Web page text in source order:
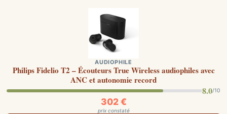
AUDIOPHILE
Philips Fidelio T2 – Écouteurs True Wireless audiophiles avec
ANC et autonomie record
8.0/10
302 €
prix constaté